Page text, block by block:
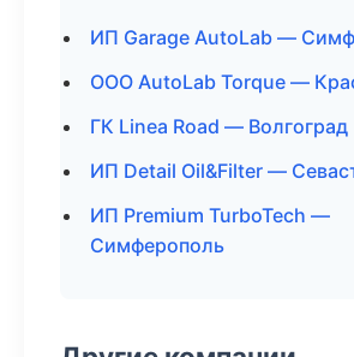
ИП Garage AutoLab —
ООО AutoLab Torque —
ГК Linea Road — Волгоград
ИП Detail Oil&Filter —
ИП Premium TurboTech —
Симферополь